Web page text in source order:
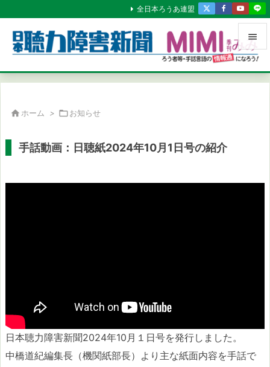


メニュ

全日本ろうあ連盟
 ホーム > お知らせ
手話動画：日聴紙2024年10月1日号の紹介
日本聴力障害新聞2024年10月１日号を発行しました。
中橋道紀編集長（機関紙部長）より主な紙面内容を手話で